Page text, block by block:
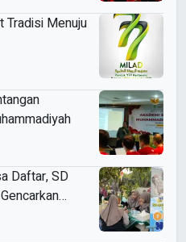
Tradisi Menuju
Daftar, SD